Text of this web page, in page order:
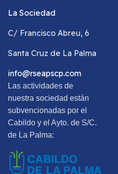
La Sociedad
C/ Francisco Abreu, 6
Santa Cruz de La Palma
info@rseapscp.com
Las actividades de
nuestra sociedad están
subvencionadas por el
Cabildo y el Ayto. de S/C.
de La Palma: